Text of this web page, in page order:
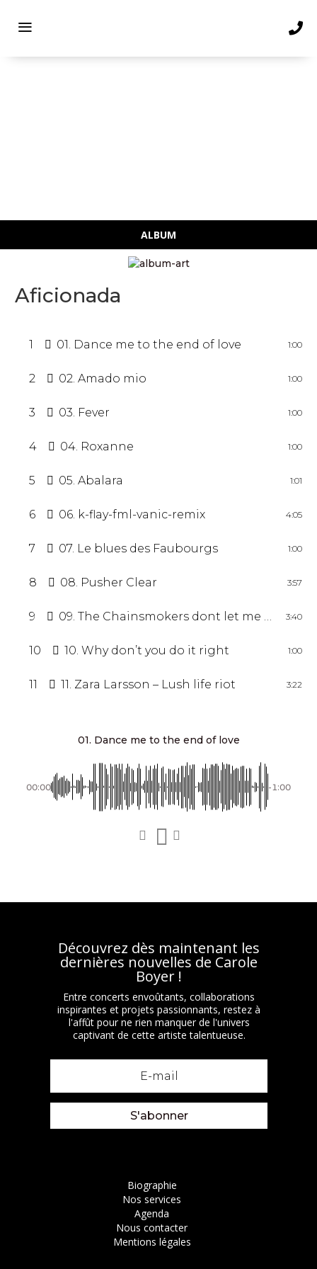
ALBUM
Aficionada
1 01. Dance me to the end of love 1:00
2 02. Amado mio 1:00
3 03. Fever 1:00
4 04. Roxanne 1:00
5 05. Abalara 1:01
6 06. k-flay-fml-vanic-remix 4:05
7 07. Le blues des Faubourgs 1:00
8 08. Pusher Clear 3:57
9 09. The Chainsmokers dont let me down 3:40
10 10. Why don’t you do it right 1:00
11 11. Zara Larsson – Lush life riot 3:22
01. Dance me to the end of love
00:00 -1:00
Découvrez dès maintenant les
dernières nouvelles de Carole
Boyer !
Entre concerts envoûtants, collaborations
inspirantes et projets passionnants, restez à
l'affût pour ne rien manquer de l'univers
captivant de cette artiste talentueuse.
S'abonner
Biographie
Nos services
Agenda
Nous contacter
Mentions légales